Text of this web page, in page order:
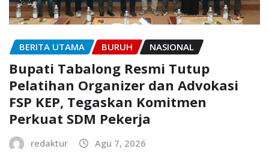
BERITA UTAMA BURUH NASIONAL
Bupati Tabalong Resmi Tutup
Pelatihan Organizer dan Advokasi
FSP KEP, Tegaskan Komitmen
Perkuat SDM Pekerja
redaktur Agu 7, 2026